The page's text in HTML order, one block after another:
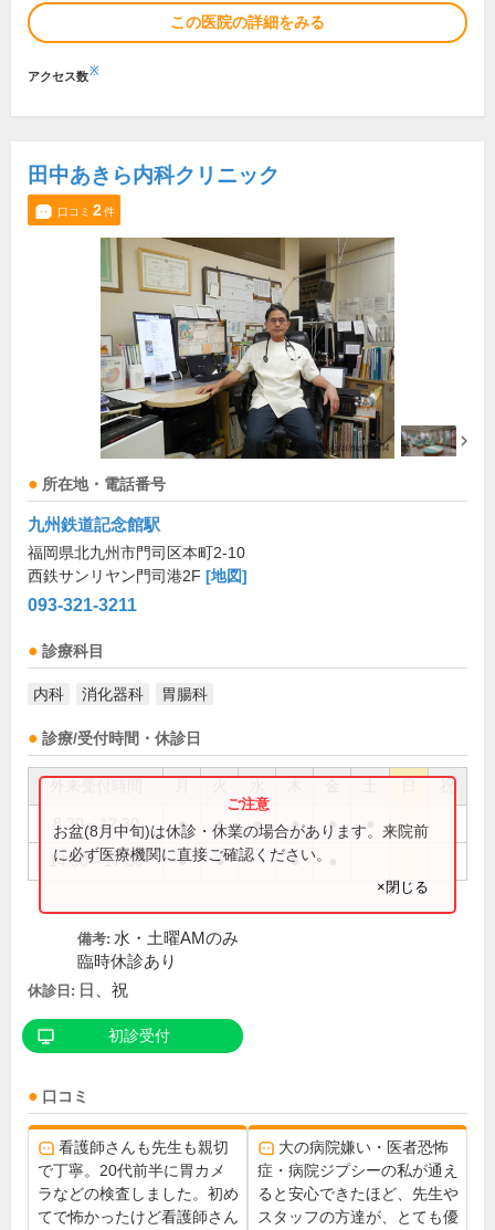
この医院の詳細をみる
アクセス数※
田中あきら内科クリニック
口コミ 2件
所在地・電話番号
九州鉄道記念館駅
福岡県北九州市門司区本町2-10
西鉄サンリヤン門司港2F [地図]
093-321-3211
診療科目
内科 消化器科 胃腸科
診療/受付時間・休診日
祝
8:30～12:30 ● ● ● ● ●
14:30～17:30 ● ● ●
お盆(8月中旬)は休診・休業の場合があります。来院前
に必ず医療機関に直接ご確認ください。
×閉じる
備考: 水・土曜AMのみ
臨時休診あり
休診日: 日、祝
初診受付
口コミ
看護師さんも先生も親切
で丁寧。20代前半に胃カメ
ラなどの検査しました。初め
てで怖かったけど看護師さん
大の病院嫌い・医者恐怖
症・病院ジプシーの私が通え
ると安心できたほど、先生や
スタッフの方達が、とても優